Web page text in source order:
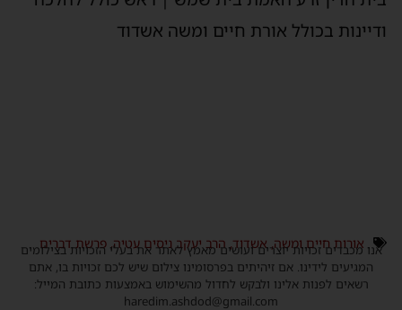
ודיינות בכולל אורת חיים ומשה אשדוד
אורות חיים ומשה, אשדוד, הרב יעקב ניסים עטיה, פרשת דברים
אנו מכבדים זכויות יוצרים ועושים מאמץ לאתר את בעלי הזכויות בצילומים
המגיעים לידינו. אם זיהיתים בפרסומינו צילום שיש לכם זכויות בו, אתם
רשאים לפנות אלינו ולבקש לחדול מהשימוש באמצעות כתובת המייל:
haredim.ashdod@gmail.com